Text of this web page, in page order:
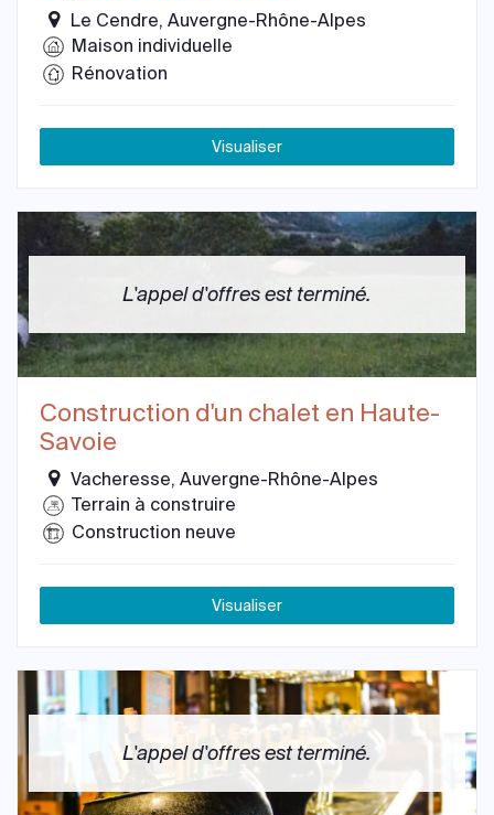
Le Cendre, Auvergne-Rhône-Alpes
Maison individuelle
Rénovation
Visualiser
L'appel d'offres est terminé.
Construction d'un chalet en Haute-
Savoie
Vacheresse, Auvergne-Rhône-Alpes
Terrain à construire
Construction neuve
Visualiser
L'appel d'offres est terminé.